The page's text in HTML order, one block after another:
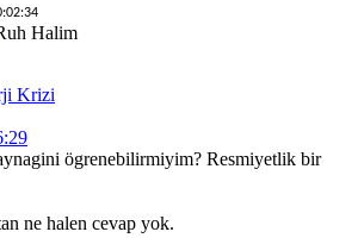
Krizi
ögrenebilirmiyim? Resmiyetlik bir
ne halen cevap yok.